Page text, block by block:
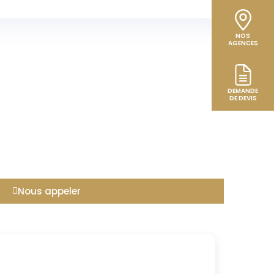
NOS
AGENCES
DEMANDE
DE DEVIS
Nous appeler